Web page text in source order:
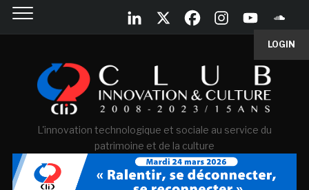
LOGIN
L'innovation technologique et sociale au service du
patrimoine et de la culture